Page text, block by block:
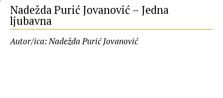
Nadežda Purić Jovanović – Jedna
ljubavna
Autor/ica: Nadežda Purić Jovanović